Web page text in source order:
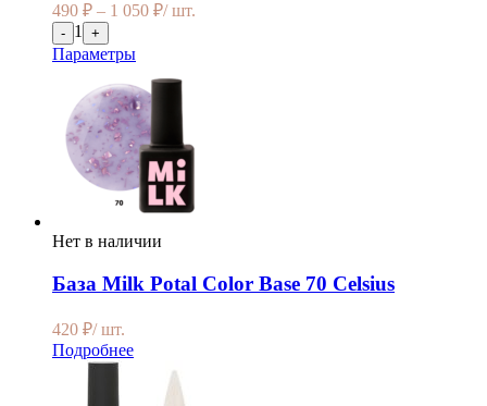
490 ₽ – 1 050 ₽/ шт.
- 1 +
Параметры
Нет в наличии
База Milk Potal Color Base 70 Celsius
420 ₽/ шт.
Подробнее